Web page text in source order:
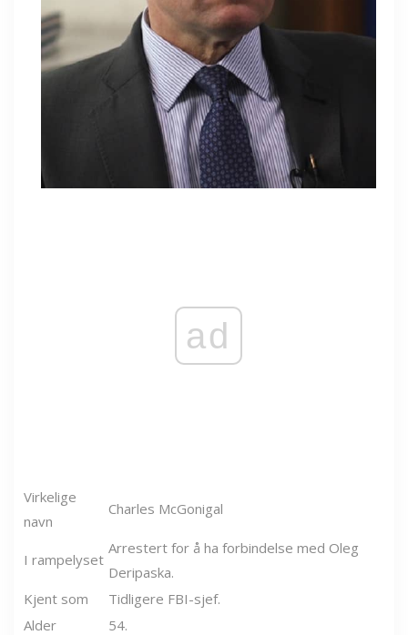
ad
Virkelige
navn
Charles McGonigal
I rampelyset
Arrestert for å ha forbindelse med Oleg
Deripaska.
Kjent som
Tidligere FBI-sjef.
Alder
54.